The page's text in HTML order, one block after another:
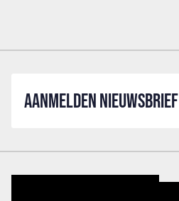
AANMELDEN NIEUWSBRIEF